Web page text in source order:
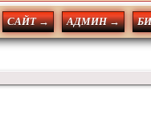
САЙТ → АДМИН →